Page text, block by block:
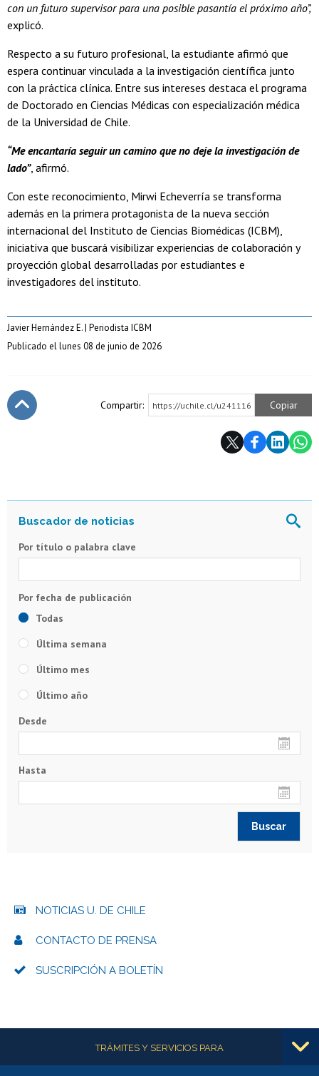
con un futuro supervisor para una posible pasantía el próximo año”,
explicó.
Respecto a su futuro profesional, la estudiante afirmó que
espera continuar vinculada a la investigación científica junto
con la práctica clínica. Entre sus intereses destaca el programa
de Doctorado en Ciencias Médicas con especialización médica
de la Universidad de Chile.
“Me encantaría seguir un camino que no deje la investigación de
lado”, afirmó.
Con este reconocimiento, Mirwi Echeverría se transforma
además en la primera protagonista de la nueva sección
internacional del Instituto de Ciencias Biomédicas (ICBM),
iniciativa que buscará visibilizar experiencias de colaboración y
proyección global desarrolladas por estudiantes e
investigadores del instituto.
Javier Hernández E. | Periodista ICBM
Publicado el lunes 08 de junio de 2026
Compartir: https://uchile.cl/u241116 Copiar
Por título o palabra clave
Todas
Última semana
Último mes
Último año
Desde
Hasta
NOTICIAS U. DE CHILE
CONTACTO DE PRENSA
SUSCRIPCIÓN A BOLETÍN
Más informaciónTRÁMITES Y SERVICIOS PARA